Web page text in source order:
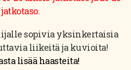
jatkotaso.
sopivia yksinkertaisia
liikeitä ja kuvioita!
lisää haasteita!